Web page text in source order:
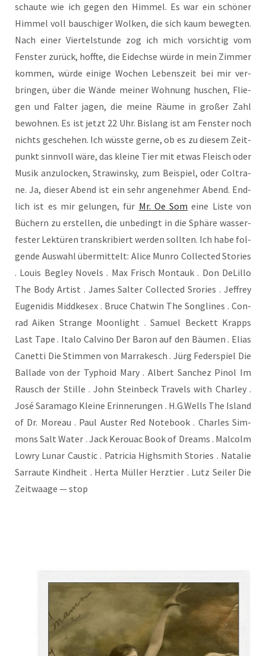
schau­te wie ich gegen den Him­mel. Es war ein schö­ner
Him­mel voll bau­schi­ger Wol­ken, die sich kaum beweg­ten.
Nach einer Vier­tel­stun­de zog ich mich vor­sich­tig vom
Fens­ter zurück, hoff­te, die Eidech­se wür­de in mein Zim­mer
kom­men, wür­de eini­ge Wochen Lebens­zeit bei mir ver­
brin­gen, über die Wän­de mei­ner Woh­nung huschen, Flie­
gen und Fal­ter jagen, die mei­ne Räu­me in gro­ßer Zahl
bewoh­nen. Es ist jetzt 22 Uhr. Bis­lang ist am Fens­ter noch
nichts gesche­hen. Ich wüss­te ger­ne, ob es zu die­sem Zeit­
punkt sinn­voll wäre, das klei­ne Tier mit etwas Fleisch oder
Musik anzu­lo­cken, Stra­win­sky, zum Bei­spiel, oder Col­tra­
ne. Ja, die­ser Abend ist ein sehr ange­neh­mer Abend. End­
lich ist es mir gelun­gen, für Mr. Oe Som eine Lis­te von
Büchern zu erstel­len, die unbe­dingt in die Sphä­re was­ser­
fes­ter Lek­tü­ren tran­skri­biert wer­den soll­ten. Ich habe fol­
gen­de Aus­wahl über­mit­telt: Ali­ce Mun­ro Coll­ec­ted Sto­ries
. Lou­is Begley Novels . Max Frisch Montauk . Don DeL­il­lo
The Body Artist . James Sal­ter Coll­ec­ted Sro­ries . Jef­frey
Euge­ni­dis Middke­sex . Bruce Chat­win The Songli­nes . Con­
rad Aiken Stran­ge Moon­light . Samu­el Beckett Krapps
Last Tape . Italo Cal­vi­no Der Baron auf den Bäu­men . Eli­as
Canet­ti Die Stim­men von Mar­ra­kesch . Jürg Feder­spiel Die
Bal­la­de von der Typho­id Mary . Albert San­chez Pinol Im
Rausch der Stil­le . John Stein­beck Tra­vels with Char­ley .
José Sara­ma­go Klei­ne Erin­ne­run­gen . H.G.Wells The Island
of Dr. Moreau . Paul Aus­ter Red Note­book . Charles Sim­
mons Salt Water . Jack Kerouac Book of Dreams . Mal­colm
Lowry Lunar Cau­st­ic . Patri­cia High­s­mith Sto­ries . Nata­lie
Sar­rau­te Kind­heit . Her­ta Mül­ler Herz­tier . Lutz Sei­ler Die
Zeit­waa­ge — stop